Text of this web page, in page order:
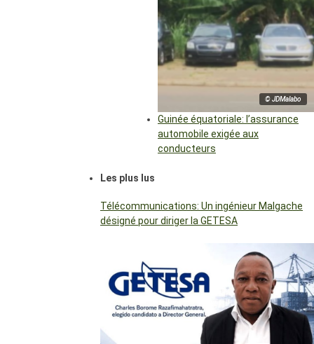
© JDMalabo
Guinée équatoriale: l’assurance
automobile exigée aux
conducteurs
Les plus lus
Télécommunications: Un ingénieur Malgache
désigné pour diriger la GETESA